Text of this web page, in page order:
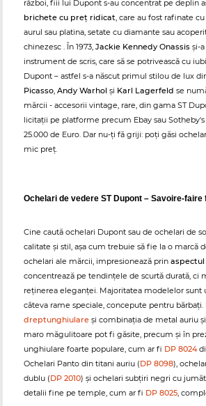
război, fiii lui Dupont s-au concentrat pe deplin
brichete cu preț ridicat, care au fost rafinate
aurul sau platina, setate cu diamante sau
chinezesc . În 1973, Jackie Kennedy Onassis și-
instrument de scris, care să se potrivească cu
Dupont – astfel s-a născut primul stilou de lux
Picasso, Andy Warhol și Karl Lagerfeld se
mărcii - accesorii vintage, rare, din gama ST
licitații pe platforme precum Ebay sau
25.000 de Euro. Dar nu-ți fă griji: poți găsi
mic preț.
Ochelari de vedere ST Dupont – Savoire-faire
Cine caută ochelari Dupont sau de ochelari de
calitate și stil, așa cum trebuie să fie la o marcă
ochelari ale mărcii, impresionează prin
concentrează pe tendințele de scurtă durată, ci
reținerea eleganței. Majoritatea modelelor sunt
câteva rame speciale, concepute pentru bărbați.
dreptunghiulare și combinația de metal auriu
maro măgulitoare pot fi găsite, precum și în
unghiulare foarte populare, cum ar fi DP 8024
Ochelari Panto din titani auriu (DP 8098),
dublu (DP 2010) și ochelari subțiri negri cu
detalii fine pe temple, cum ar fi DP 8025,